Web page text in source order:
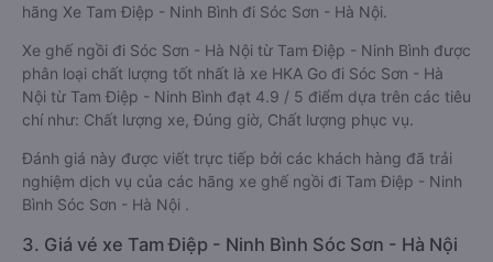
hãng Xe Tam Điệp - Ninh Bình đi Sóc Sơn - Hà Nội.
Xe ghế ngồi đi Sóc Sơn - Hà Nội từ Tam Điệp - Ninh Bình được
phân loại chất lượng tốt nhất là xe HKA Go đi Sóc Sơn - Hà
Nội từ Tam Điệp - Ninh Bình đạt 4.9 / 5 điểm dựa trên các tiêu
chí như: Chất lượng xe, Đúng giờ, Chất lượng phục vụ.
Đánh giá này được viết trực tiếp bởi các khách hàng đã trải
nghiệm dịch vụ của các hãng xe ghế ngồi đi Tam Điệp - Ninh
Bình Sóc Sơn - Hà Nội .
3. Giá vé xe Tam Điệp - Ninh Bình Sóc Sơn - Hà Nội